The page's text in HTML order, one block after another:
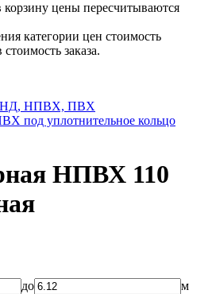
цены пересчитываются
категории цен стоимость
заказа.
НПВХ, ПВХ
под уплотнительное кольцо
НПВХ 110
до
м